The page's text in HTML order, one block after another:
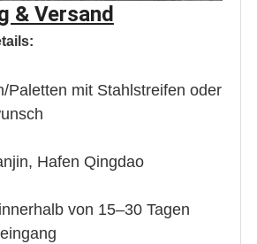
& Versand
mit Stahlstreifen oder
Hafen Qingdao
von 15–30 Tagen